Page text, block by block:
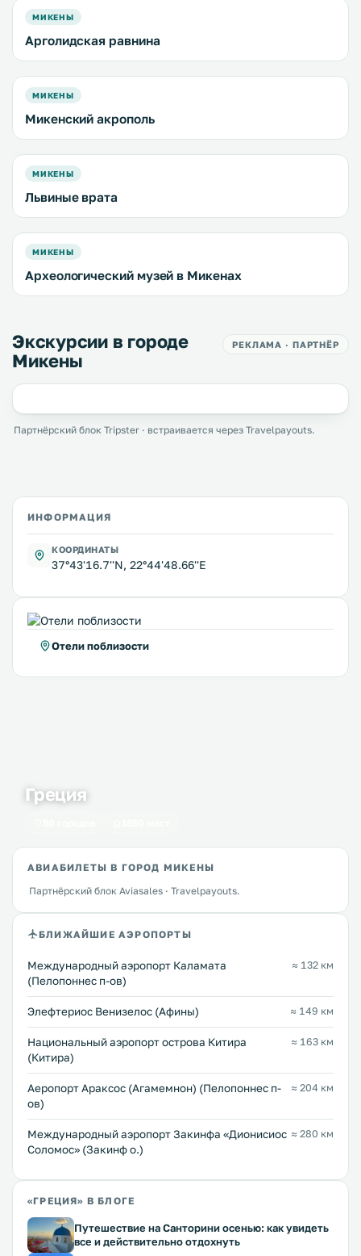
МИКЕНЫ
Арголидская равнина
МИКЕНЫ
Микенский акрополь
МИКЕНЫ
Львиные врата
МИКЕНЫ
Археологический музей в Микенах
Экскурсии в городе
Микены
РЕКЛАМА · ПАРТНЁР
Партнёрский блок Tripster · встраивается через Travelpayouts.
ИНФОРМАЦИЯ
КООРДИНАТЫ
37°43'16.7''N, 22°44'48.66''E
Отели поблизости
Греция
АВИАБИЛЕТЫ В ГОРОД МИКЕНЫ
Партнёрский блок Aviasales · Travelpayouts.
БЛИЖАЙШИЕ АЭРОПОРТЫ
Международный аэропорт Каламата
(Пелопоннес п-ов)
≈ 132 км
Элефтериос Венизелос (Афины) ≈ 149 км
Национальный аэропорт острова Китира
(Китира)
≈ 163 км
Аеропорт Араксос (Агамемнон) (Пелопоннес п-
ов)
≈ 204 км
Международный аэропорт Закинфа «Дионисиос
Соломос» (Закинф о.)
≈ 280 км
«ГРЕЦИЯ» В БЛОГЕ
Путешествие на Санторини осенью: как увидеть
все и действительно отдохнуть